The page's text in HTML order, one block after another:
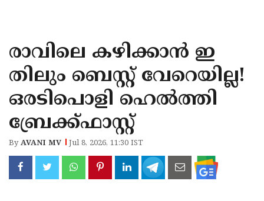
KANNUR
KASARAGOD
രാവിലെ കഴിക്കാൻ ഇ
തിലും ബെസ്റ്റ് വേറെയില്ല!
ഒരടിപൊളി ഹെൽത്തി
ബ്രേക്ക്ഫാസ്റ്റ്
ByAVANI MV Jul 8, 2026, 11:30 IST